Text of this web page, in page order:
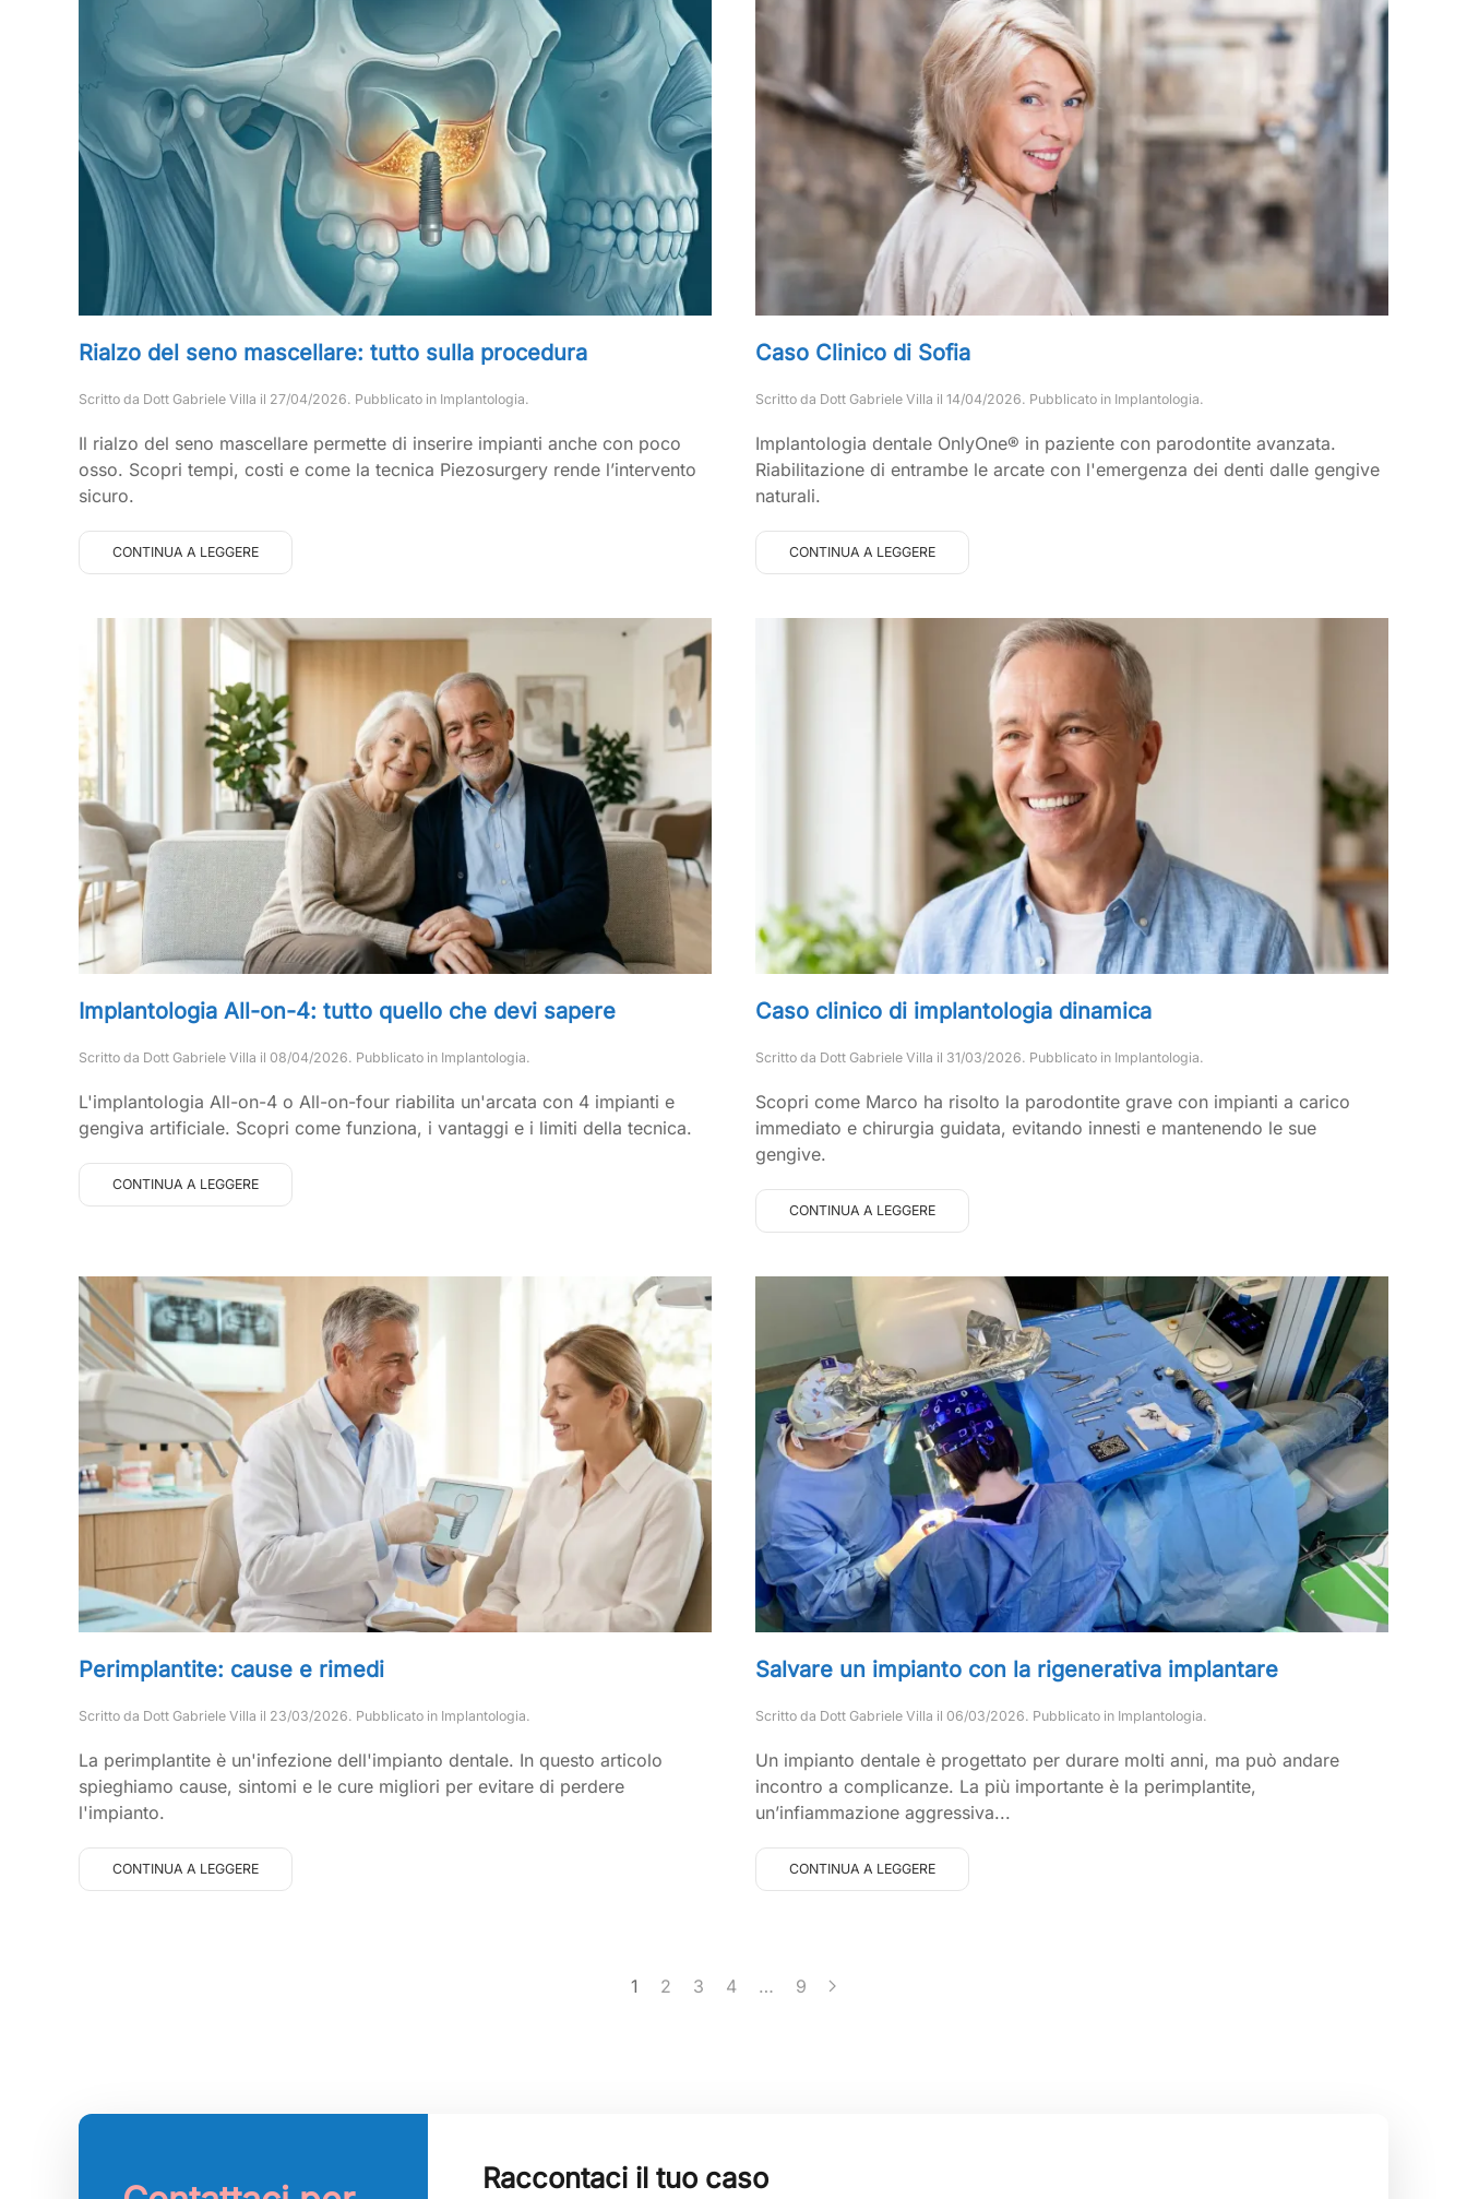
Rialzo del seno mascellare: tutto sulla procedura
Scritto da Dott Gabriele Villa il 27/04/2026. Pubblicato in Implantologia.
Il rialzo del seno mascellare permette di inserire impianti anche con poco
osso. Scopri tempi, costi e come la tecnica Piezosurgery rende l’intervento
sicuro.
CONTINUA A LEGGERE
Caso Clinico di Sofia
Scritto da Dott Gabriele Villa il 14/04/2026. Pubblicato in Implantologia.
Implantologia dentale OnlyOne® in paziente con parodontite avanzata.
Riabilitazione di entrambe le arcate con l'emergenza dei denti dalle gengive
naturali.
CONTINUA A LEGGERE
Implantologia All-on-4: tutto quello che devi sapere
Scritto da Dott Gabriele Villa il 08/04/2026. Pubblicato in Implantologia.
L'implantologia All-on-4 o All-on-four riabilita un'arcata con 4 impianti e
gengiva artificiale. Scopri come funziona, i vantaggi e i limiti della tecnica.
CONTINUA A LEGGERE
Caso clinico di implantologia dinamica
Scritto da Dott Gabriele Villa il 31/03/2026. Pubblicato in Implantologia.
Scopri come Marco ha risolto la parodontite grave con impianti a carico
immediato e chirurgia guidata, evitando innesti e mantenendo le sue
gengive.
CONTINUA A LEGGERE
Perimplantite: cause e rimedi
Scritto da Dott Gabriele Villa il 23/03/2026. Pubblicato in Implantologia.
La perimplantite è un'infezione dell'impianto dentale. In questo articolo
spieghiamo cause, sintomi e le cure migliori per evitare di perdere
l'impianto.
CONTINUA A LEGGERE
Salvare un impianto con la rigenerativa implantare
Scritto da Dott Gabriele Villa il 06/03/2026. Pubblicato in Implantologia.
Un impianto dentale è progettato per durare molti anni, ma può andare
incontro a complicanze. La più importante è la perimplantite,
un’infiammazione aggressiva...
CONTINUA A LEGGERE
1 2 3 4 … 9
Raccontaci il tuo caso